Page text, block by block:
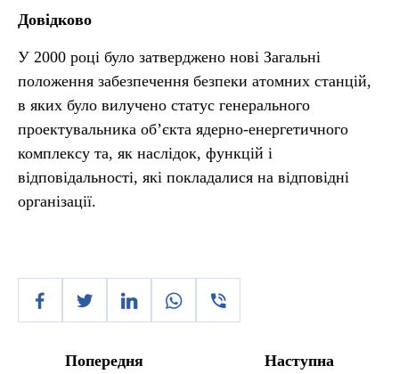
Довідково
У 2000 році було затверджено нові Загальні
положення забезпечення безпеки атомних станцій,
в яких було вилучено статус генерального
проектувальника об’єкта ядерно-енергетичного
комплексу та, як наслідок, функцій і
відповідальності, які покладалися на відповідні
організації.
Попередня Наступна